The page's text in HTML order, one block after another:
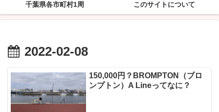
千葉県各市町村1周 このサイトについて
2022-02-08
150,000円？BROMPTON（ブロ
ンプトン）A Lineってなに？